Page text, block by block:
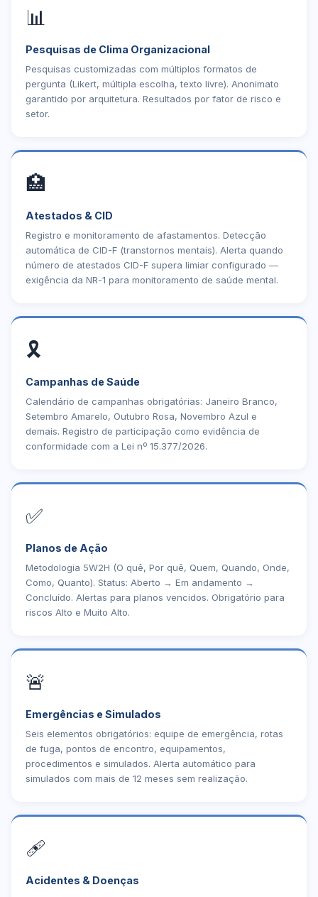
📊
Pesquisas de Clima Organizacional
Pesquisas customizadas com múltiplos formatos de
pergunta (Likert, múltipla escolha, texto livre). Anonimato
garantido por arquitetura. Resultados por fator de risco e
setor.
🏥
Atestados & CID
Registro e monitoramento de afastamentos. Detecção
automática de CID-F (transtornos mentais). Alerta quando
número de atestados CID-F supera limiar configurado —
exigência da NR-1 para monitoramento de saúde mental.
🎗️
Campanhas de Saúde
Calendário de campanhas obrigatórias: Janeiro Branco,
Setembro Amarelo, Outubro Rosa, Novembro Azul e
demais. Registro de participação como evidência de
conformidade com a Lei nº 15.377/2026.
✅
Planos de Ação
Metodologia 5W2H (O quê, Por quê, Quem, Quando, Onde,
Como, Quanto). Status: Aberto → Em andamento →
Concluído. Alertas para planos vencidos. Obrigatório para
riscos Alto e Muito Alto.
🚨
Emergências e Simulados
Seis elementos obrigatórios: equipe de emergência, rotas
de fuga, pontos de encontro, equipamentos,
procedimentos e simulados. Alerta automático para
simulados com mais de 12 meses sem realização.
🩹
Acidentes & Doenças